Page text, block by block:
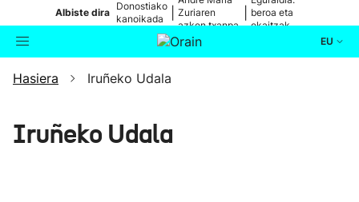
Albiste dira
Donostiako
kanoikada
Zuriaren
azken txanpa
beroa eta
ekaitzak
EU
Bilatzailea Aktualitatea
Hasiera Iruñeko Udala
Iruñeko Udala